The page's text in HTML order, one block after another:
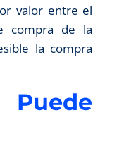
valor entre el
compra de la
la compra
Puede